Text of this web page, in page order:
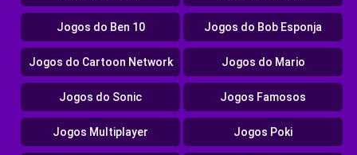
Jogos do Ben 10 Jogos do Bob Esponja
Jogos do Cartoon Network Jogos do Mario
Jogos do Sonic Jogos Famosos
Jogos Multiplayer Jogos Poki